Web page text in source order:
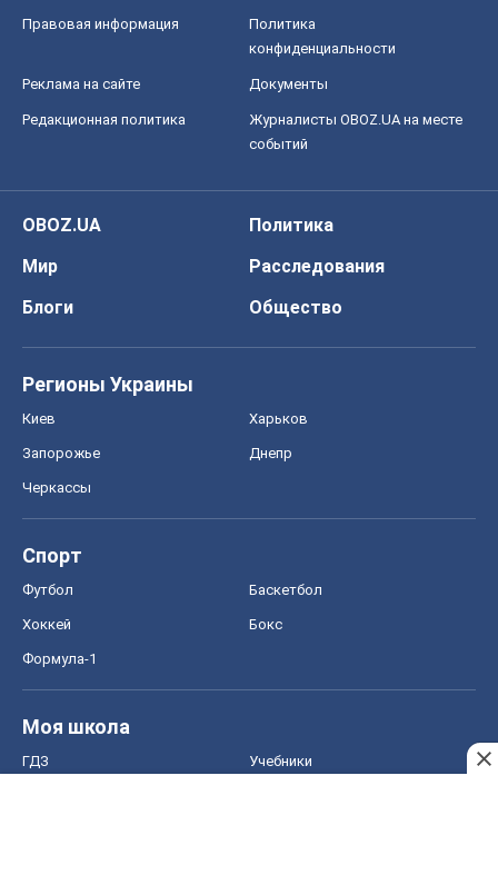
Правовая информация
Политика
конфиденциальности
Реклама на сайте Документы
Редакционная политика
Журналисты OBOZ.UA на месте
событий
OBOZ.UA
Политика
Мир
Расследования
Блоги
Общество
Регионы Украины
Киев Харьков
Запорожье Днепр
Черкассы
Спорт
Футбол Баскетбол
Хоккей Бокс
Формула-1
Моя школа
ГДЗ Учебники